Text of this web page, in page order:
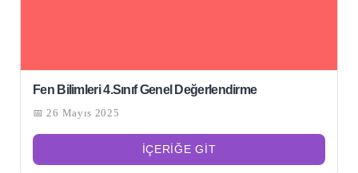
Fen Bilimleri 4.Sınıf Genel Değerlendirme
📅 26 Mayıs 2025
İÇERIĞE GIT